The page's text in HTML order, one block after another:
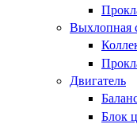
Выхлопная
Двигатель
Блок